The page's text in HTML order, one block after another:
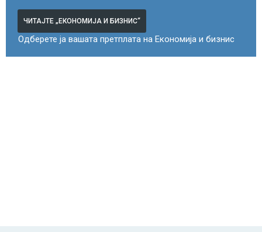
ЧИТАЈТЕ „ЕКОНОМИЈА И БИЗНИС“
Одберете ја вашата претплата на Економија и бизнис